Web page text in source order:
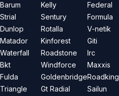
Barum
Strial
Dunlop
Matador
Waterfall
Bkt
Fulda
Triangle
Kelly
Sentury
Rotalla
Kinforest
Roadstone
Windforce
Goldenbridge
Gt Radial
Federal
Formula
V-netik
Giti
Irc
Maxxis
Roadking
Sailun